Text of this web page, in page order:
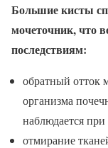
Большие кисты
мочеточник, что
последствиям:
обратный отток
организма
наблюдается
отмирание